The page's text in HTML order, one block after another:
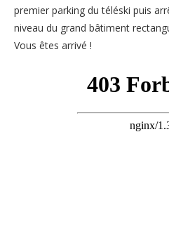
premier parking du téléski puis
niveau du grand bâtiment
Vous êtes arrivé !